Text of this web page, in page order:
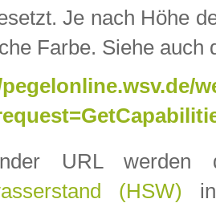
Je nach Höhe
Farbe. Siehe auch
URL
(HSW)